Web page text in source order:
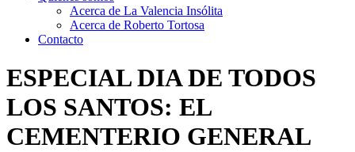
Acerca de La Valencia Insólita
Acerca de Roberto Tortosa
Contacto
ESPECIAL DIA DE TODOS
LOS SANTOS: EL
CEMENTERIO GENERAL